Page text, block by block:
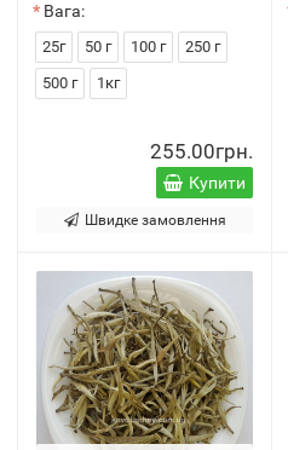
Вага:
25г 50 г 100 г
250 г
500 г
1кг
255.00грн.
Купити
Швидке замовлення